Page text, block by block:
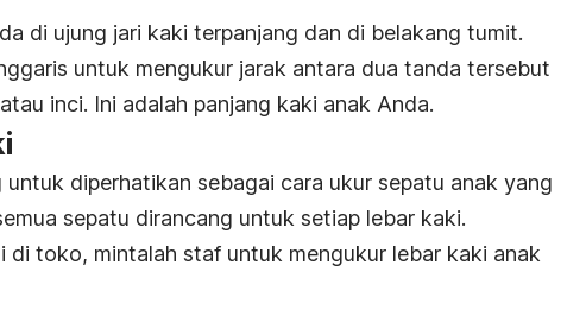
di ujung jari kaki terpanjang dan di belakang tumit.
untuk mengukur jarak antara dua tanda tersebut
inci. Ini adalah panjang kaki anak Anda.
diperhatikan sebagai cara ukur sepatu anak yang
sepatu dirancang untuk setiap lebar kaki.
di toko, mintalah staf untuk mengukur lebar kaki anak